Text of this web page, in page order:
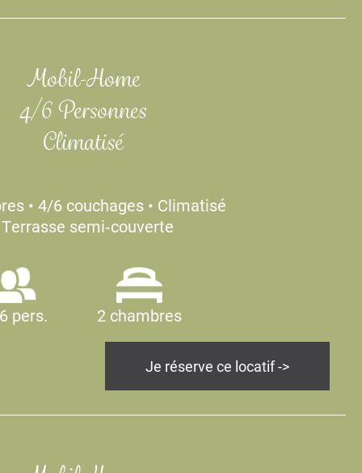
Mobil-Home
4/6 Personnes
Climatisé
• 4/6 couchages • Climatisé
Terrasse semi‑couverte
pers. 2 chambres
Je réserve ce locatif ->